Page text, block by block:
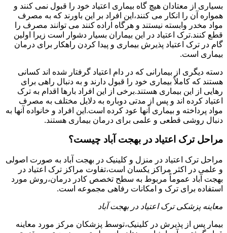
بسیاری از معتادان هیچ گاه بیماری اعتیاد خود را قبول نمی کنند و
همواره آن را انکار می کنند،این افراد بر این باورند که به مصرف
مواد مخدر وابسته نیستند و هرگاه اراده کنند می توانند مصرف را
قطع کنند.ترک اعتیاد در این بیماران بسیار دشوار است زیرا اولین
گام در ترک اعتیاد پذیرش بیماری و پیدا کردن راهکار برای درمان
بیماری است.
دسته دیگری از بیمارانی که در دام اعتیاد گرفتار شده اند کسانی
هستند که کاملاً بیماری خود را قبول دارند و به دنبال راهی برای
رهایی از این بیماری هستند.برخی از این افراد بارها اقدام به ترک
اعتیاد کرده اند و پس از مدتی دوباره به دلایل مختلف به مصرف
مواد پرداخته و بیماری آنها عود کرده است.این افراد و خانواده آنها به
دنبال روشی قطعی و علمی برای درمان بیماری هستند.
مراحل ترک اعتیاد در بهجت آباد چیست؟
مراحل ترک اعتیاد در منزل و کلینیک در بهجت آباد به صورت اصولی
و علمی در اکثر مراکز یکسان است،تفاوت مراکز ترک اعتیاد در
بهجت آباد عموماً مربوط به سطح تخصص کادر درمان،روش مورد
استفاده برای ترک و امکانات رفاهی مجموعه است.
معاینه پزشکی ترک اعتیاد در بهجت آباد
بیمار پس از پذیرش در کلینیک،توسط پزشکان مرکز مورد معاینه